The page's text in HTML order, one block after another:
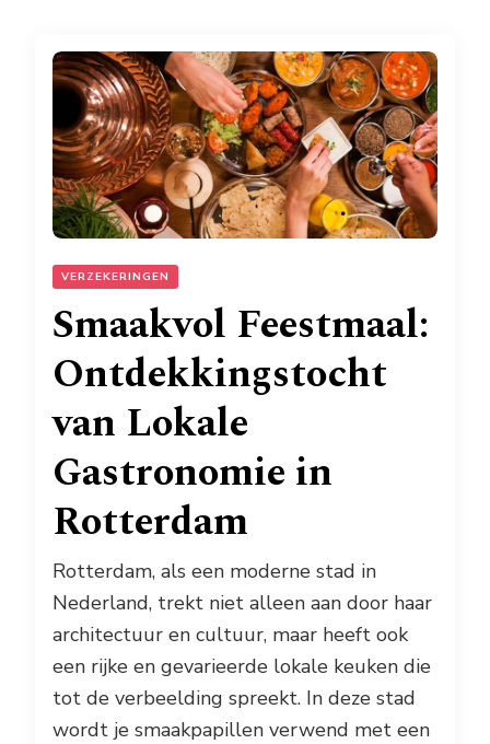
VERZEKERINGEN
Smaakvol Feestmaal:
Ontdekkingstocht
van Lokale
Gastronomie in
Rotterdam
Rotterdam, als een moderne stad in
Nederland, trekt niet alleen aan door haar
architectuur en cultuur, maar heeft ook
een rijke en gevarieerde lokale keuken die
tot de verbeelding spreekt. In deze stad
wordt je smaakpapillen verwend met een